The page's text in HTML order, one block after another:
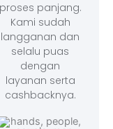
proses panjang.
Kami sudah
langganan dan
selalu puas
dengan
layanan serta
cashbacknya.